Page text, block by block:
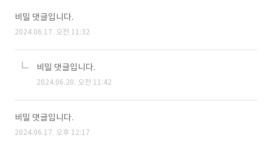
비밀 댓글입니다.
2024.06.17. 오전 11:32
비밀 댓글입니다.
2024.06.20. 오전 11:42
비밀 댓글입니다.
2024.06.17. 오후 12:17